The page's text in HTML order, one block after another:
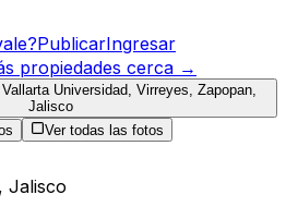
PublicarIngresar
propiedades cerca →
Ver todas las fotos
, Jalisco